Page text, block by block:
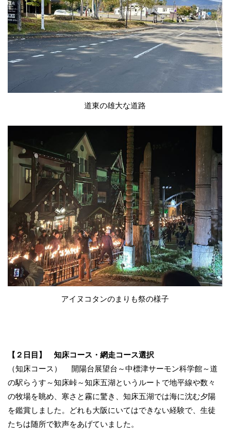
道東の雄大な道路
アイヌコタンのまりも祭の様子
【２日目】 知床コース・網走コース選択
（知床コース） 開陽台展望台～中標津サーモン科学館～道
の駅らうす～知床峠～知床五湖というルートで地平線や数々
の牧場を眺め、寒さと霧に驚き、知床五湖では海に沈む夕陽
を鑑賞しました。どれも大阪にいてはできない経験で、生徒
たちは随所で歓声をあげていました。